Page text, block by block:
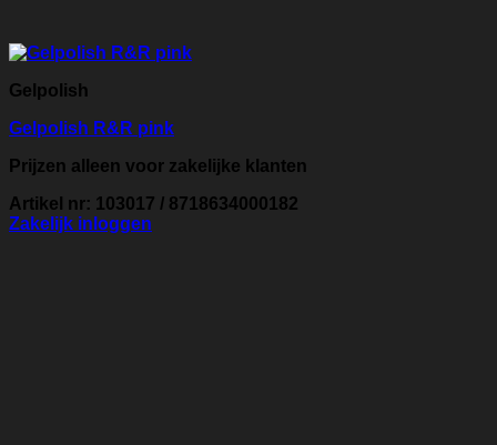
Gelpolish
Gelpolish R&R pink
Prijzen alleen voor zakelijke klanten
Artikel nr: 103017 / 8718634000182
Zakelijk inloggen